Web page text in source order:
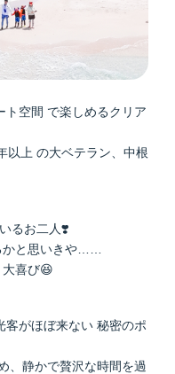
ト空間 で楽しめるクリア
以上 の大ベテラン、中根
るお二人❣️
かと思いきや……
大喜び😆
客がほぼ来ない 秘密のポ
、静かで贅沢な時間を過